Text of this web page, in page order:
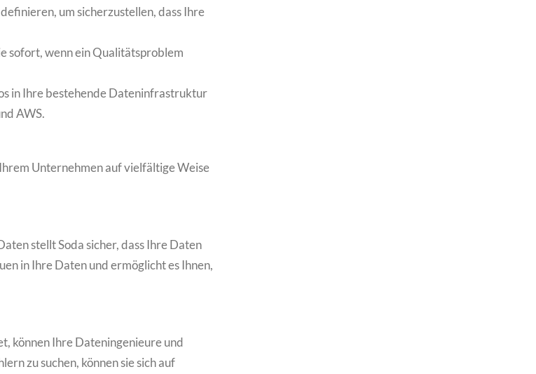
um sicherzustellen, dass Ihre
sofort, wenn ein Qualitätsproblem
in Ihre bestehende Dateninfrastruktur
AWS.
Unternehmen auf vielfältige Weise
stellt Soda sicher, dass Ihre Daten
in Ihre Daten und ermöglicht es Ihnen,
können Ihre Dateningenieure und
zu suchen, können sie sich auf